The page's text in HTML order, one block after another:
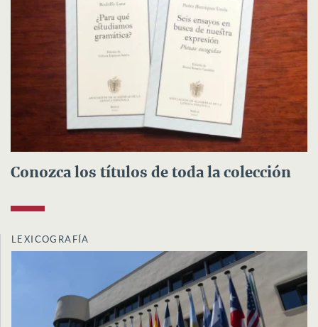
Conozca los títulos de toda la colección
LEXICOGRAFÍA